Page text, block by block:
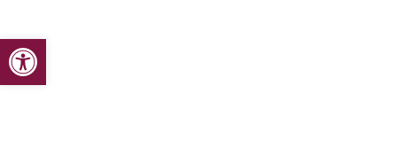
Abrir barra de herramientas
Inicio